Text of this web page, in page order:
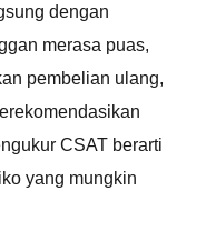
dengan
merasa puas,
pembelian ulang,
CSAT berarti
yang mungkin